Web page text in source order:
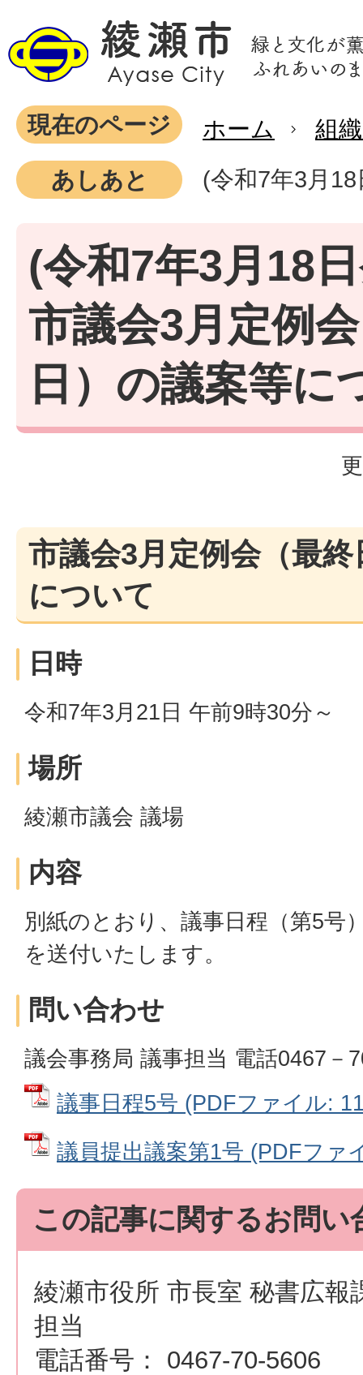
現在のページ ホーム
組
あしあと
(令和7年3月
(令和7年3月18
市議会3月定例
日）の議案等に
市議会3月定例会（最
について
日時
令和7年3月21日 午前9時30分～
場所
綾瀬市議会 議場
内容
別紙のとおり、議事日程（第5号
を送付いたします。
問い合わせ
議会事務局 議事担当 電話0467－
議事日程5号 (PDFファイル:
議員提出議案第1号 (PDFファ
この記事に関するお問い
綾瀬市役所 市長室 秘書広報
担当
電話番号： 0467-70-5606